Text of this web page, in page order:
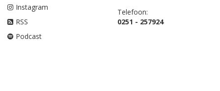
Instagram
RSS
Podcast
Telefoon:
0251 - 257924